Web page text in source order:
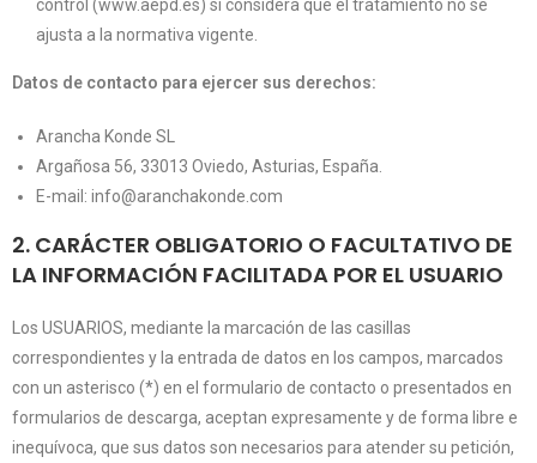
control (www.aepd.es) si considera que el tratamiento no se
ajusta a la normativa vigente.
Datos de contacto para ejercer sus derechos:
Arancha Konde SL
Argañosa 56, 33013 Oviedo, Asturias, España.
E-mail: info@aranchakonde.com
2. CARÁCTER OBLIGATORIO O FACULTATIVO DE
LA INFORMACIÓN FACILITADA POR EL USUARIO
Los USUARIOS, mediante la marcación de las casillas
correspondientes y la entrada de datos en los campos, marcados
con un asterisco (*) en el formulario de contacto o presentados en
formularios de descarga, aceptan expresamente y de forma libre e
inequívoca, que sus datos son necesarios para atender su petición,